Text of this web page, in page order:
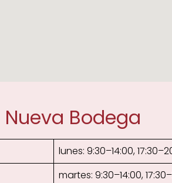
Bodega
lunes: 9:30–14:00,
martes: 9:30–14:00,